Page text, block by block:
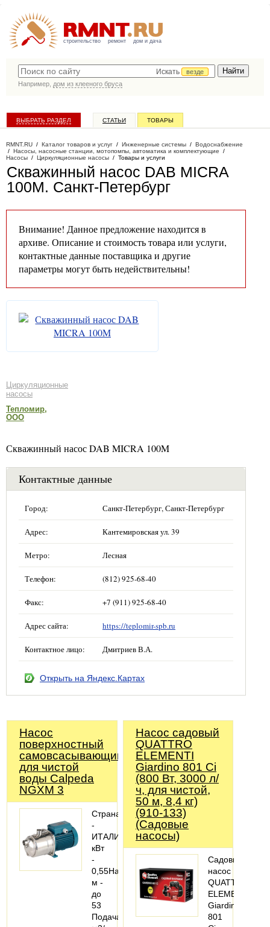
строительство ремонт дом и дача
Искать
везде
Например, дом из клееного бруса
ВЫБРАТЬ РАЗДЕЛ СТАТЬИ ТОВАРЫ
RMNT.RU / Каталог товаров и услуг / Инженерные системы / Водоснабжение
/ Насосы, насосные станции, мотопомпы, автоматика и комплектующие /
Насосы / Циркуляционные насосы / Товары и услуги
Скважинный насос DAB MICRA
100M. Санкт-Петербург
Внимание! Данное предложение находится в
архиве. Описание и стоимость товара или услуги,
контактные данные поставщика и другие
параметры могут быть недействительны!
Циркуляционные
насосы
Тепломир,
ООО
Скважинный насос DAB MICRA 100M
Контактные данные
Город: Санкт-Петербург, Санкт-Петербург
Адрес: Кантемировская ул. 39
Метро: Лесная
Телефон: (812) 925-68-40
Факс: +7 (911) 925-68-40
Адрес сайта: https://teplomir-spb.ru
Контактное лицо: Дмитриев В.А.
Открыть на Яндекс.Картах
Насос
поверхностный
самовсасывающий
для чистой
воды Calpeda
NGXM 3
Страна
-
ИТАЛИЯМощность,
кВт
-
0,55Напор,
м -
до
53
Подача,
Насос садовый
QUATTRO
ELEMENTI
Giardino 801 Ci
(800 Вт, 3000 л/
ч, для чистой,
50 м, 8,4 кг)
(910-133)
(Садовые
насосы)
Садовый
насос
QUATTRO
ELEMENTI
Giardino
801